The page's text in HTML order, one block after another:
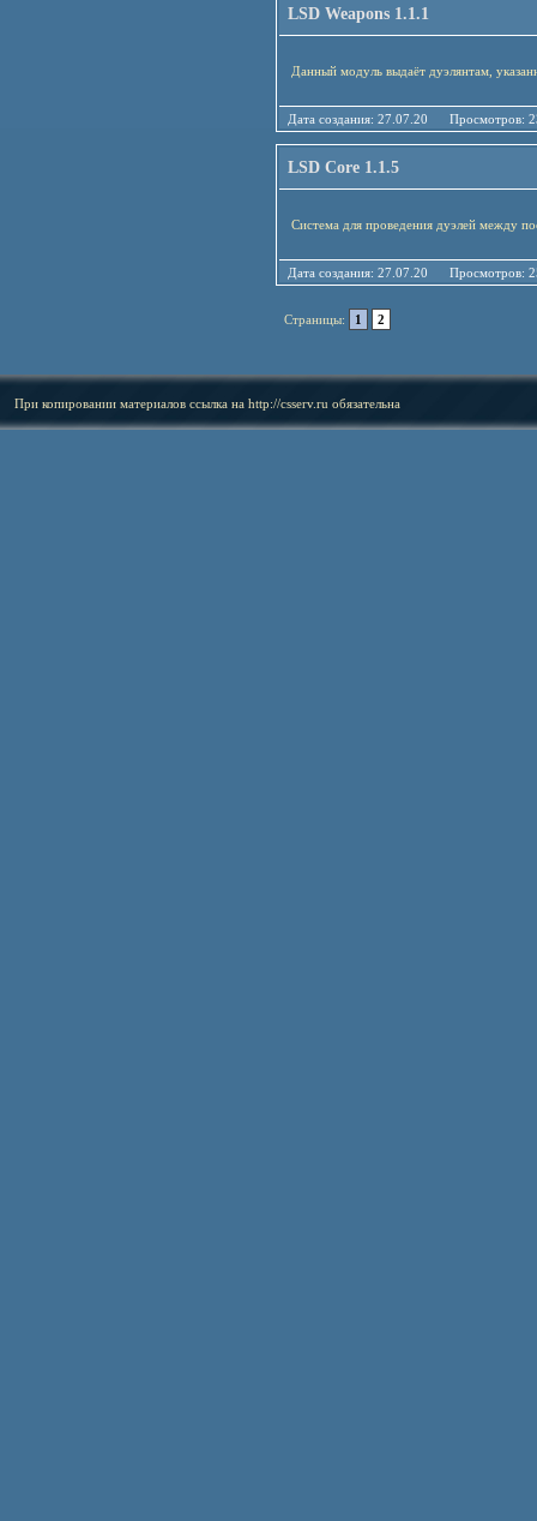
LSD Weapons 1.1.1
Данный модуль выдаёт дуэлянтам,
Дата создания: 27.07.20
LSD Core 1.1.5
Система для проведения дуэлей между
Дата создания: 27.07.20
Страницы: 1 2
При копировании материалов ссылка на http://csserv.ru обязательна